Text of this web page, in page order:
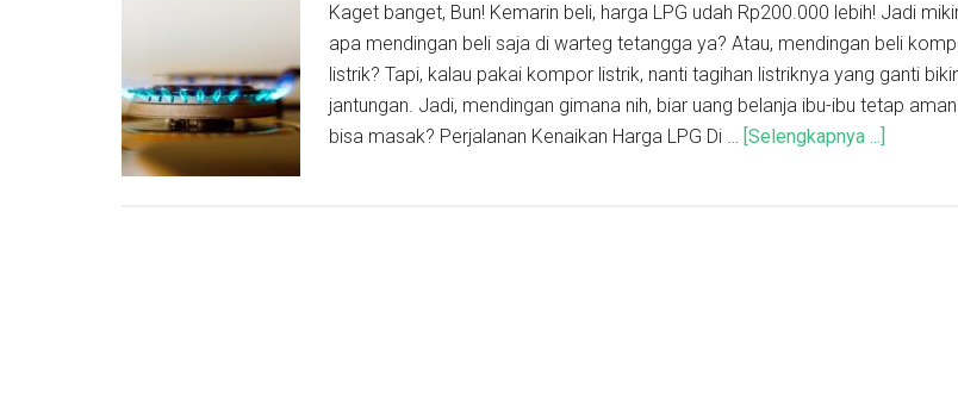
Kaget banget, Bun! Kemarin beli, harga LPG udah Rp200.000 lebih! Jadi
apa mendingan beli saja di warteg tetangga ya? Atau, mendingan beli
listrik? Tapi, kalau pakai kompor listrik, nanti tagihan listriknya yang ganti
jantungan. Jadi, mendingan gimana nih, biar uang belanja ibu-ibu tetap
bisa masak? Perjalanan Kenaikan Harga LPG Di … [Selengkapnya ...]